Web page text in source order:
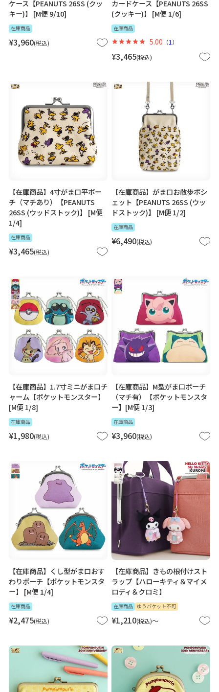
ケース【PEANUTS 26SS (クッ
キー)】 [M便 9/10]
在庫商品
¥3,960 税込
カードケース【PEANUTS 26SS
(クッキー)】 [M便 1/6]
在庫商品
¥3,465 税込
5.00 （1 ）
【在庫商品】4寸がま口平ポー
チ（マチあり）【PEANUTS
26SS (ウッドストック)】 [M便
1/4]
在庫商品
¥3,465 税込
【在庫商品】がま口お散歩ポシ
ェット【PEANUTS 26SS (ウッ
ドストック)】 [M便 1/2]
在庫商品
¥6,490 税込
【在庫商品】1.7寸ミニがま口チ
ャーム【ポケットモンスター】
[M便 1/8]
在庫商品
¥1,980 税込
【在庫商品】M型がま口ポーチ
（マチ有）【ポケットモンスタ
ー】[M便 1/3]
在庫商品
¥3,960 税込
【在庫商品】くし型がま口おす
わりポーチ【ポケットモンスタ
ー】 [M便 1/4]
在庫商品
¥2,475 税込
【在庫商品】きもの根付けスト
ラップ【ハローキティ＆マイメ
ロディ＆クロミ】
在庫商品 ゆうパケット不可
¥1,210 税込 〜